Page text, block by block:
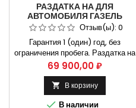
РАЗДАТКА НА ДЛЯ
АВТОМОБИЛЯ ГАЗЕЛЬ
СОБОЛЬ ДЛЯ АВТОМОБИЛЯ
ГАЗ 33027
Отзыв(ы): 0
Гарантия 1 (один) год, без
ограничения пробега. Раздатка на
Газель Соболь Газ 33027 артикул
33027-1800013 Применяется на
автомобилях ГАЗ-33027 и их
модификациях. Не требующая
Цена
69 900,00 ₽
 В корзину
 В наличии